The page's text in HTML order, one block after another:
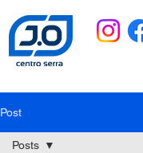
Post
Posts